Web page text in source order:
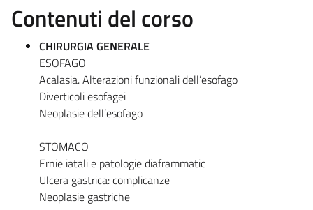
Contenuti del corso
CHIRURGIA GENERALE
ESOFAGO
Acalasia. Alterazioni funzionali dell’esofago
Diverticoli esofagei
Neoplasie dell’esofago
STOMACO
Ernie iatali e patologie diaframmatic
Ulcera gastrica: complicanze
Neoplasie gastriche